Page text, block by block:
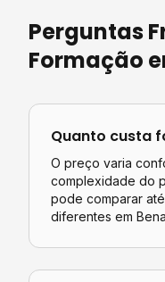
Perguntas
Formação
Quanto custa
O preço varia
complexidade do
pode comparar
diferentes em